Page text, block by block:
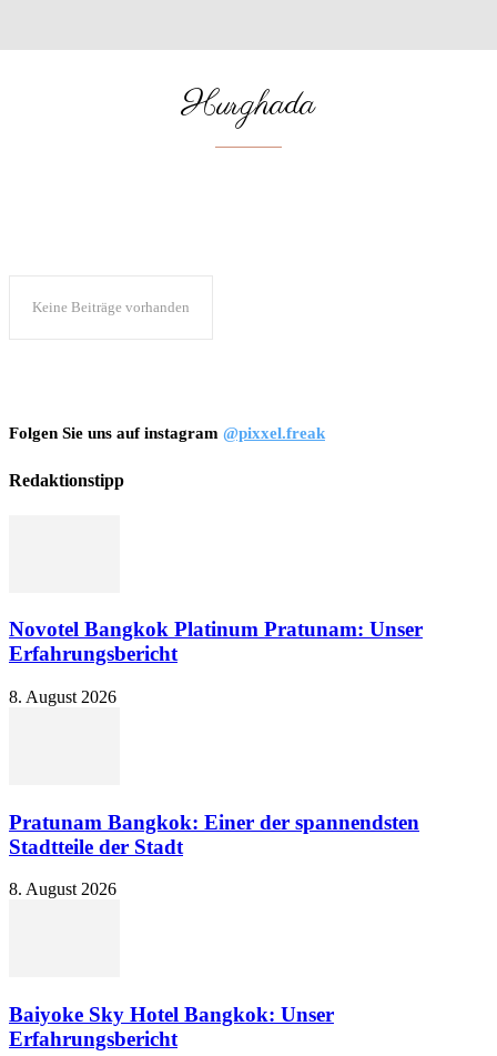
Hurghada
Keine Beiträge vorhanden
Folgen Sie uns auf instagram @pixxel.freak
Redaktionstipp
Novotel Bangkok Platinum Pratunam: Unser
Erfahrungsbericht
8. August 2026
Pratunam Bangkok: Einer der spannendsten
Stadtteile der Stadt
8. August 2026
Baiyoke Sky Hotel Bangkok: Unser
Erfahrungsbericht